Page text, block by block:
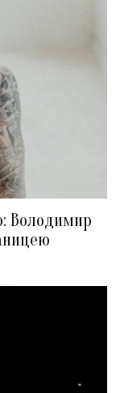
Володимир